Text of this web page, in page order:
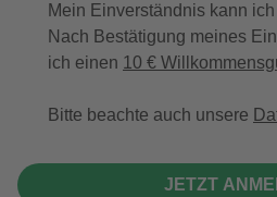
Mein Einverständnis kann
Nach Bestätigung meines
ich einen 10 €
Bitte beachte auch unsere
JETZT